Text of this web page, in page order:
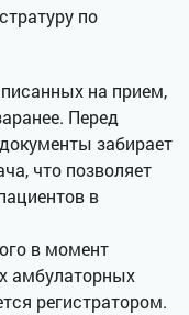
по
на прием,
Перед
забирает
что позволяет
в
в момент
амбулаторных
регистратором.